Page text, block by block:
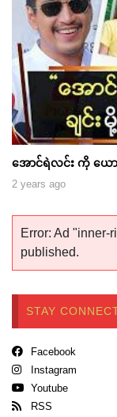
အောင်ရဲလင်း ကို ယောင်္
2 years ago
Error: Ad "inner-
published.
STAY
Facebook
Instagram
Youtube
RSS